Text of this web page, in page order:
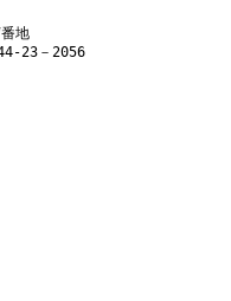
地
23－2056